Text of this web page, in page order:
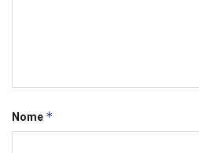
Nome *